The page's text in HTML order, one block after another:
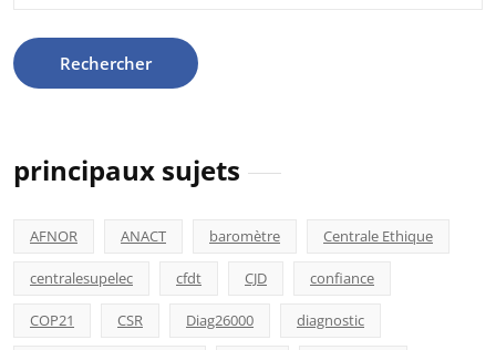
principaux sujets
AFNOR ANACT baromètre Centrale Ethique
centralesupelec cfdt CJD confiance
COP21 CSR Diag26000 diagnostic